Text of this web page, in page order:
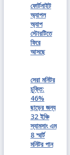
ফোর্টনাইট
অ্যাপল
অ্যাপ
স্টোরটিতে
ফিরে
আসছে
সেরা মনিটর
চুক্তি:
46%
ছাড়ের জন্য
32 ইঞ্চি
স্যামসাং এম
8 স্মার্ট
মনিটর পান